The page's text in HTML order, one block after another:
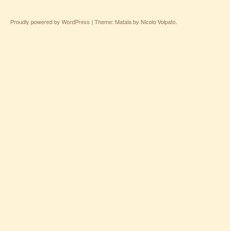
Proudly powered by WordPress | Theme: Matala by Nicolo Volpato